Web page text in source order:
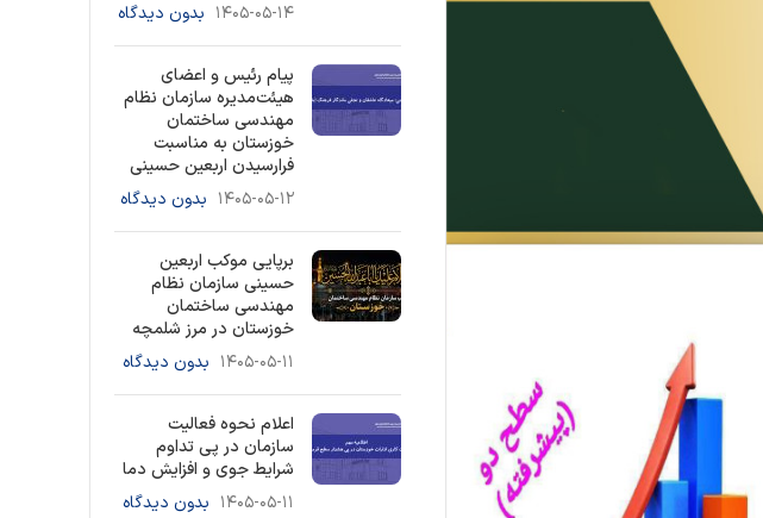
۱۴۰۵-۰۵-۱۴ بدون دیدگاه
پیام رئیس و اعضای
هیئت‌مدیره سازمان نظام
مهندسی ساختمان
خوزستان به مناسبت
فرارسیدن اربعین حسینی
۱۴۰۵-۰۵-۱۲ بدون دیدگاه
برپایی موکب اربعین
حسینی سازمان نظام
مهندسی ساختمان
خوزستان در مرز شلمچه
۱۴۰۵-۰۵-۱۱ بدون دیدگاه
اعلام نحوه فعالیت
سازمان در پی تداوم
شرایط جوی و افزایش دما
۱۴۰۵-۰۵-۱۱ بدون دیدگاه